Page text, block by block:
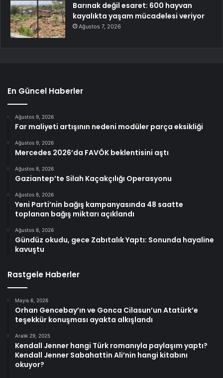
Barınak değil esaret: 600 hayvan
kayalıkta yaşam mücadelesi veriyor
Ağustos 7, 2026
En Güncel Haberler
Ağustos 9, 2026
Far maliyeti artışının nedeni modüler parça eksikliği
Ağustos 9, 2026
Mercedes 2026’da FAVÖK beklentisini aştı
Ağustos 8, 2026
Gaziantep’te Silah Kaçakçılığı Operasyonu
Ağustos 8, 2026
Yeni Parti’nin bağış kampanyasında 48 saatte
toplanan bağış miktarı açıklandı
Ağustos 8, 2026
Gündüz okudu, gece Zabıtalık Yaptı: Sonunda hayaline
kavuştu
Rastgele Haberler
Mayıs 6, 2026
Orhan Gencebay’ın ve Gonca Cilasun’un Atatürk’e
teşekkür konuşması ayakta alkışlandı
Aralık 29, 2025
Kendall Jenner hangi Türk romanıyla paylaşım yaptı?
Kendall Jenner Sabahattin Ali’nin hangi kitabını
okuyor?